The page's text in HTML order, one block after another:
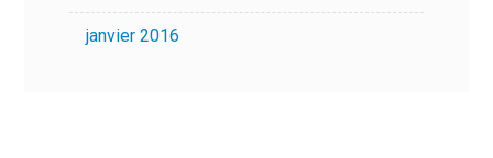
janvier 2016